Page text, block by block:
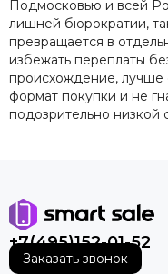
Подмосковью и всей
лишней бюрократии,
превращается в
избежать переплаты
происхождение, лучше
формат покупки и не
подозрительно низкой
+7(495)152-01-52
Заказать звонок